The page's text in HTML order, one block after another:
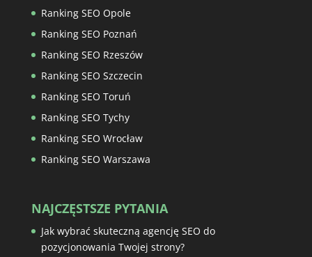
Ranking SEO Opole
Ranking SEO Poznań
Ranking SEO Rzeszów
Ranking SEO Szczecin
Ranking SEO Toruń
Ranking SEO Tychy
Ranking SEO Wrocław
Ranking SEO Warszawa
NAJCZĘSTSZE PYTANIA
Jak wybrać skuteczną agencję SEO do
pozycjonowania Twojej strony?